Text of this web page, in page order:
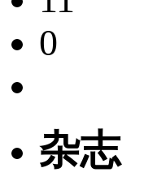
0
杂志